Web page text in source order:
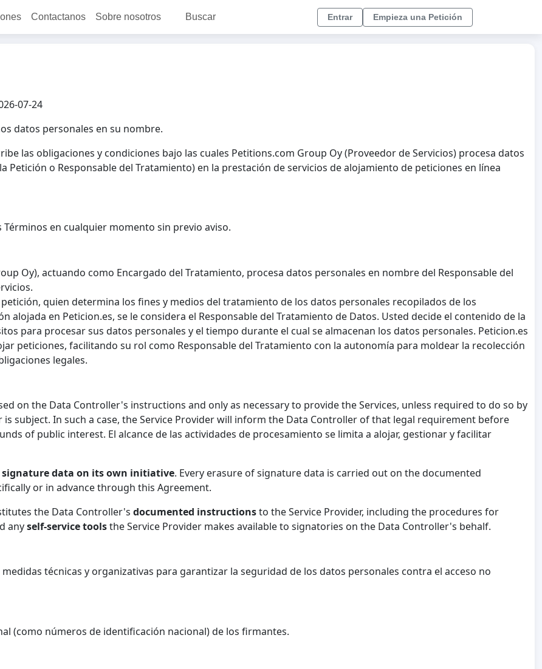
Contactanos Sobre nosotros Buscar Entrar Empieza una Petición
07-24
datos personales en su nombre.
las obligaciones y condiciones bajo las cuales Petitions.com Group Oy (Proveedor de Servicios) procesa datos
o Responsable del Tratamiento) en la prestación de servicios de alojamiento de peticiones en línea
en cualquier momento sin previo aviso.
Oy), actuando como Encargado del Tratamiento, procesa datos personales en nombre del Responsable del
quien determina los fines y medios del tratamiento de los datos personales recopilados de los
alojada en Peticion.es, se le considera el Responsable del Tratamiento de Datos. Usted decide el contenido de la
para procesar sus datos personales y el tiempo durante el cual se almacenan los datos personales. Peticion.es
peticiones, facilitando su rol como Responsable del Tratamiento con la autonomía para moldear la recolección
legales.
on the Data Controller's instructions and only as necessary to provide the Services, unless required to do so by
subject. In such a case, the Service Provider will inform the Data Controller of that legal requirement before
of public interest. El alcance de las actividades de procesamiento se limita a alojar, gestionar y facilitar
signature data on its own initiative. Every erasure of signature data is carried out on the documented
or in advance through this Agreement.
the Data Controller's documented instructionsto the Service Provider, including the procedures for
anyself-service toolsthe Service Provider makes available to signatories on the Data Controller's behalf.
técnicas y organizativas para garantizar la seguridad de los datos personales contra el acceso no
(como números de identificación nacional) de los firmantes.